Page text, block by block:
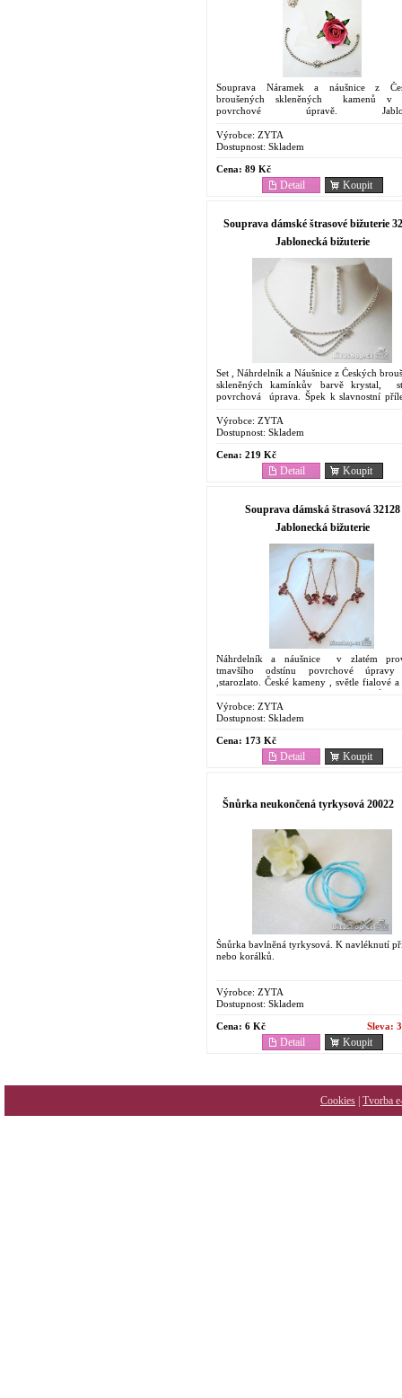
Souprava Náramek a náušnice z
broušených skleněných kamenů v
povrchové úpravě.
že Vaše objednávka překročí...
Výrobce: ZYTA
Dostupnost: Skladem
Cena: 89 Kč
Koupit
Detail
Souprava dámské štrasové bižuterie
Jablonecká bižuterie
Set , Náhrdelník a Náušnice z Českých
skleněných kamínkův barvě krystal,
povrchová úprava. Špek k slavnostní
Výrobce: ZYTA
Dostupnost: Skladem
Cena: 219 Kč
Koupit
Detail
Souprava dámská štrasová 32128
Jablonecká bižuterie
Náhrdelník a náušnice v zlatém
tmavšího odstínu povrchové úpravy
,starozlato. České kameny , světle fialové a
fialové barvy skleněných
šperk pouze v naši...
Výrobce: ZYTA
Dostupnost: Skladem
Cena: 173 Kč
Koupit
Detail
Šnůrka neukončená tyrkysová 20022
Šnůrka bavlněná tyrkysová. K navléknutí
nebo korálků.
Výrobce: ZYTA
Dostupnost: Skladem
Cena: 6 Kč Sleva:
Koupit
Detail
Cookies | Tvorba